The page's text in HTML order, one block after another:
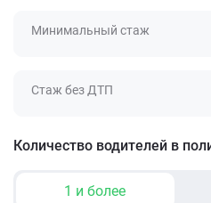
Минимальный стаж
Стаж без ДТП
Количество водителей в
1 и более